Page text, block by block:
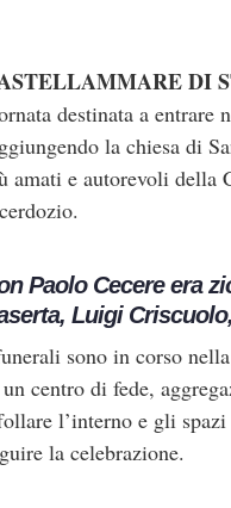
DI
destinata a
la chiesa di
amati e autorevoli della
Paolo Cecere era
Luigi
sono in corso
centro di fede,
l’interno e gli
la celebrazione.